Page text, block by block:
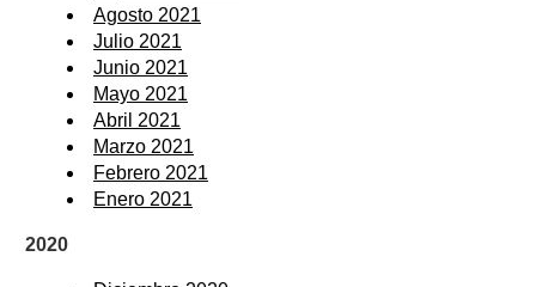
Agosto 2021
Julio 2021
Junio 2021
Mayo 2021
Abril 2021
Marzo 2021
Febrero 2021
Enero 2021
2020